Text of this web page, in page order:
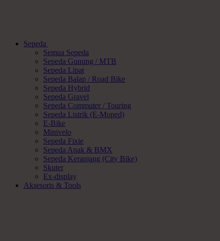
Sepeda
Semua Sepeda
Sepeda Gunung / MTB
Sepeda Lipat
Sepeda Balap / Road Bike
Sepeda Hybrid
Sepeda Gravel
Sepeda Commuter / Touring
Sepeda Listrik (E-Moped)
E-Bike
Minivelo
Sepeda Fixie
Sepeda Anak & BMX
Sepeda Keranjang (City Bike)
Skuter
Ex-display
Aksesoris & Tools